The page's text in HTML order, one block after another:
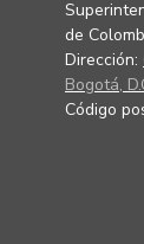
de
Dirección:
Bogotá,
Código